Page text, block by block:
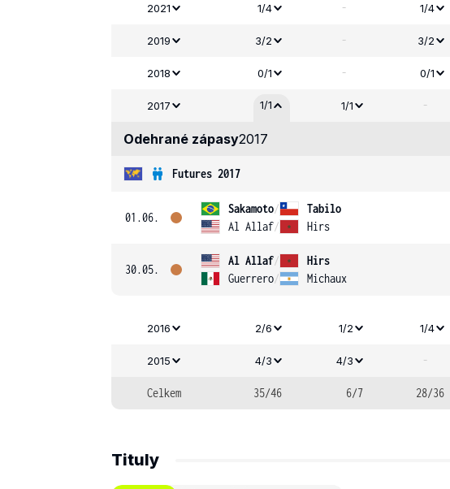
2021 1/4 - 1/4
2019 3/2 - 3/2
2018 0/1 - 0/1
2017 1/1 1/1 -
Odehrané zápasy2017
Futures 2017
01.06.
Sakamoto/
Tabilo
Al Allaf/ Hirs
30.05.
Al Allaf/
Hirs
Guerrero/ Michaux
2016 2/6 1/2 1/4
2015 4/3 4/3 -
Celkem 35/46 6/7 28/36
Tituly